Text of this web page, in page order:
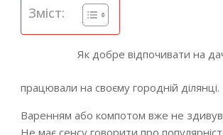
Зміст:
Як добре відпочивати на
працювали на своєму городній ділянці.
Варенням або компотом вже не
Не має сенсу говорити про